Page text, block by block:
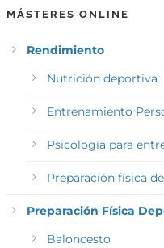
MÁSTERES ONLINE
Rendimiento
Nutrición deportiva
Entrenamiento
Psicología para
Preparación física
Preparación Física
Baloncesto